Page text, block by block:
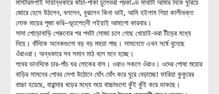
মাস্টারমশাই সায়ান্ধকারে কাঁচা-পাকা চুলেভরা প্রকাণ্ড মাথাটা আমার দিকে ঘুরিয়ে
জোরে হেসে উঠলেন, বললেন, বুঝলেন কিনা ভাই, আমি হইলাম গিয়া কালীভক্ত
লোক মায়ের পূজা করি–ভূতপেত্নী লইয়াই আমাগো কারবার।
সাদা পোড়োবাড়ি পেরুনোর পর পথটা সোজা চলে গেছে খোয়াই-ভরা টীড়ের মধ্যে
দিয়ে। বাঁদিকে অনেকগুলো বড় বড় মহুয়া গাছ। সামনেতে এখন সর্ষে বুনেছে
ওঁরাওরা। অন্ধকারে সব সমান মাঠ বলে মনে হচ্ছে।
পথের ডানদিকে চার-পাঁচ ঘর লোকের বাস। ওরাও সকলে ওঁরাও। ওদের পোষা শুয়োর
বাড়ির সামনের গোবর লেপা উঠোনে ঘোঁৎ ঘোঁৎ করে ঘুরে বেড়াচ্ছে! ফারিয়া কুকুরের
বাচ্চা হয়েছে, বারান্দার খড়ের মধ্যে শুয়ে বাচ্চাগুলো কুঁই কুঁই করে ডাকছে।